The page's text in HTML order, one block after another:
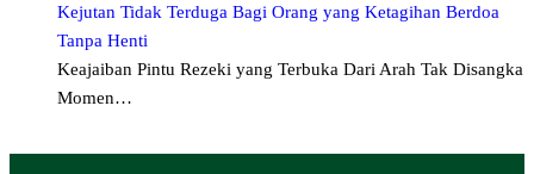
Kejutan Tidak Terduga Bagi Orang yang Ketagihan Berdoa
Tanpa Henti
Keajaiban Pintu Rezeki yang Terbuka Dari Arah Tak Disangka
Momen…